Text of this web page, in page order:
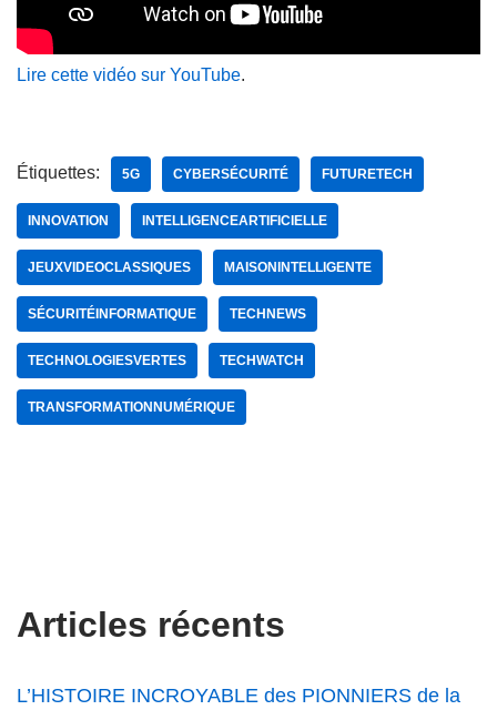
Lire cette vidéo sur YouTube.
Étiquettes: 5G CYBERSÉCURITÉ FUTURETECH
INNOVATION INTELLIGENCEARTIFICIELLE
JEUXVIDEOCLASSIQUES MAISONINTELLIGENTE
SÉCURITÉINFORMATIQUE TECHNEWS
TECHNOLOGIESVERTES TECHWATCH
TRANSFORMATIONNUMÉRIQUE
Articles récents
L’HISTOIRE INCROYABLE des PIONNIERS de la